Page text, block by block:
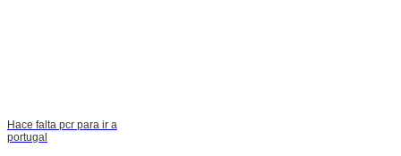
Hace falta pcr para ir a
portugal